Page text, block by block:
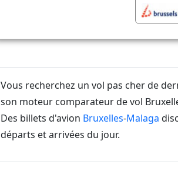
Vous recherchez un vol pas cher de
son moteur comparateur de vol
Des billets d'avion Bruxelles-Malaga
départs et arrivées du jour.